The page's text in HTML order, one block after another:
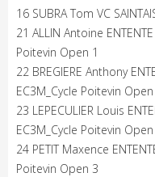
16 SUBRA Tom VC
21 ALLIN Antoine
Poitevin Open 1
22 BREGIERE Anthony
EC3M_Cycle Poitevin
23 LEPECULIER Louis
EC3M_Cycle Poitevin
24 PETIT Maxence
Poitevin Open 3